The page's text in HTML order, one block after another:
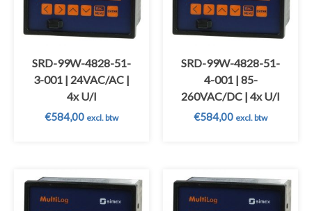
SRD-99W-4828-51-
3-001 | 24VAC/AC |
4x U/I
€584,00 excl. btw
SRD-99W-4828-51-
4-001 | 85-
260VAC/DC | 4x U/I
€584,00 excl. btw